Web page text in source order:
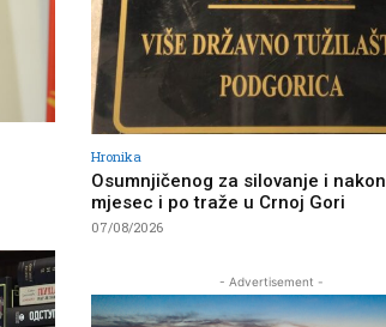
Hronika
Osumnjičenog za silovanje i nakon
mjesec i po traže u Crnoj Gori
07/08/2026
- Advertisement -